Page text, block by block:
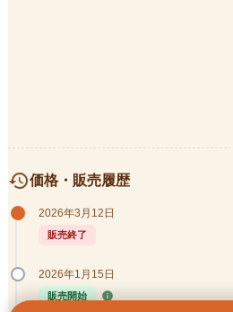
history価格・販売履歴
2026年3月12日
販売終了
2026年1月15日
販売開始 info